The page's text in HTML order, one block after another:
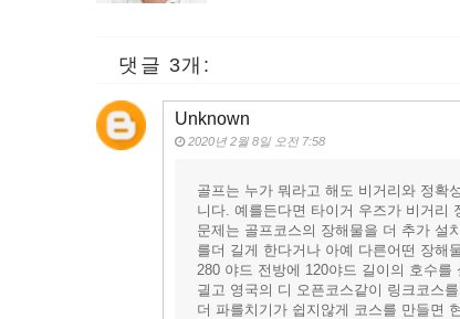
댓글 3개:
Unknown
2020년 2월 8일 오전 7:58
골프는 누가 뭐라고 해도 비거리와 정확
니다. 예를든다면 타이거 우즈가 비거리
문제는 골프코스의 장해물을 더 추가 설
를더 길게 한다거나 아예 다른어떤 장해
280 야드 전방에 120야드 길이의 호수
긜고 영국의 디 오픈코스같이 링크코스
더 파를치기가 쉽지않게 코스를 만들면